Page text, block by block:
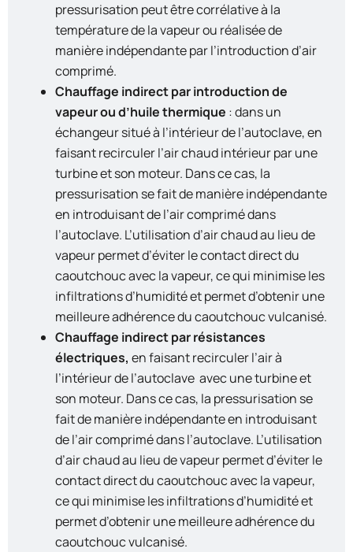
pressurisation peut être corrélative à la
température de la vapeur ou réalisée de
manière indépendante par l’introduction d’air
comprimé.
Chauffage indirect par introduction de
vapeur ou d’huile thermique : dans un
échangeur situé à l’intérieur de l’autoclave, en
faisant recirculer l’air chaud intérieur par une
turbine et son moteur. Dans ce cas, la
pressurisation se fait de manière indépendante
en introduisant de l’air comprimé dans
l’autoclave. L’utilisation d’air chaud au lieu de
vapeur permet d’éviter le contact direct du
caoutchouc avec la vapeur, ce qui minimise les
infiltrations d’humidité et permet d’obtenir une
meilleure adhérence du caoutchouc vulcanisé.
Chauffage indirect par résistances
électriques, en faisant recirculer l’air à
l’intérieur de l’autoclave avec une turbine et
son moteur. Dans ce cas, la pressurisation se
fait de manière indépendante en introduisant
de l’air comprimé dans l’autoclave. L’utilisation
d’air chaud au lieu de vapeur permet d’éviter le
contact direct du caoutchouc avec la vapeur,
ce qui minimise les infiltrations d’humidité et
permet d’obtenir une meilleure adhérence du
caoutchouc vulcanisé.